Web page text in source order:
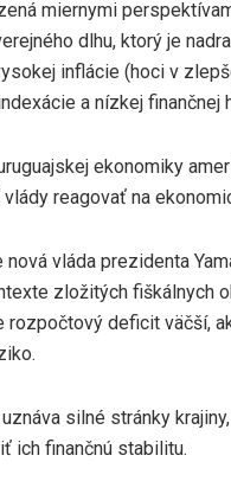
miernymi
dlhu, ktorý je
inflácie (hoci v
a nízkej finančnej
ekonomiky
reagovať na
nová vláda prezidenta
zložitých fiškálnych
deficit väčší,
silné stránky
ich finančnú stabilitu.